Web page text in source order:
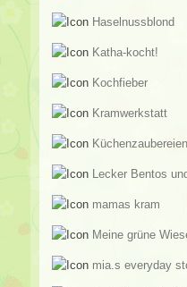
Haselnussblond
Katha-kocht!
Kochfieber
Kramwerkstatt
Küchenzaubereien
Lecker Bentos
mamas kram
Meine grüne
mia.s everyday